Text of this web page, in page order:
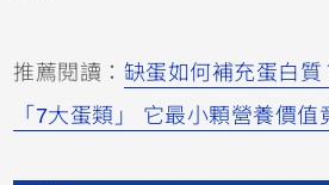
推薦閱讀： 缺蛋如何補充蛋白
「7大蛋類」 它最小顆營養價值